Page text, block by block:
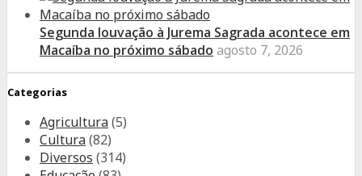
Segunda louvação à Jurema Sagrada acontece em
Macaíba no próximo sábado agosto 7, 2026
Categorias
Agricultura(5)
Cultura(82)
Diversos (314)